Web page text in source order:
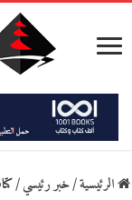
الرئيسية/خبر رئيسي/